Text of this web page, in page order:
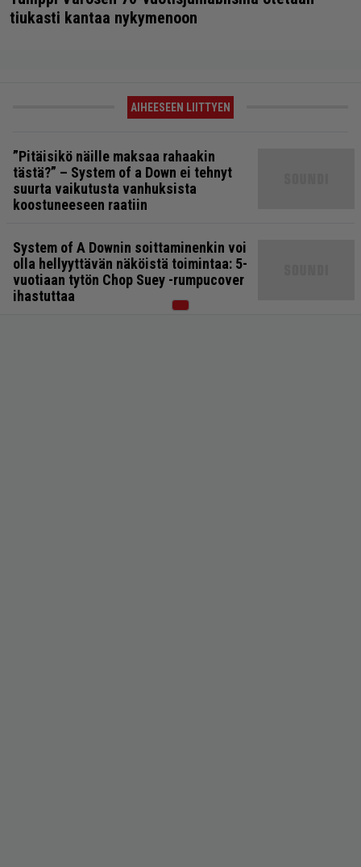
tiukasti kantaa nykymenoon
AIHEESEEN LIITTYEN
”Pitäisikö näille maksaa rahaakin
tästä?” – System of a Down ei tehnyt
suurta vaikutusta vanhuksista
koostuneeseen raatiin
System of A Downin soittaminenkin voi
olla hellyyttävän näköistä toimintaa: 5-
vuotiaan tytön Chop Suey -rumpucover
ihastuttaa